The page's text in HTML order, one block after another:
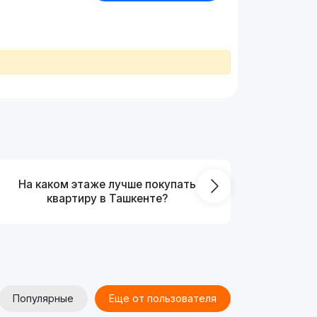
На каком этаже лучше покупать
квартиру в Ташкенте?
Популярные Еще от пользователя